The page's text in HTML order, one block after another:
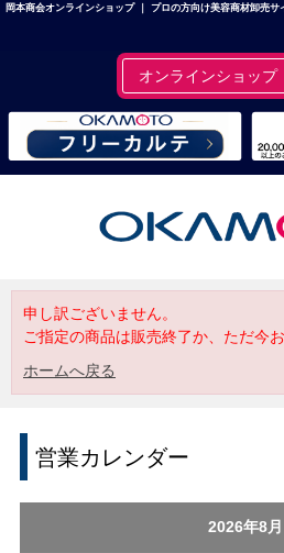
岡本商会オンラインショップ ｜ プロの方向け美容商材卸売サ
オンラインショッ
申し訳ございません。
ご指定の商品は販売終了か、ただ今
ホームへ戻る
営業カレンダー
2026年8月